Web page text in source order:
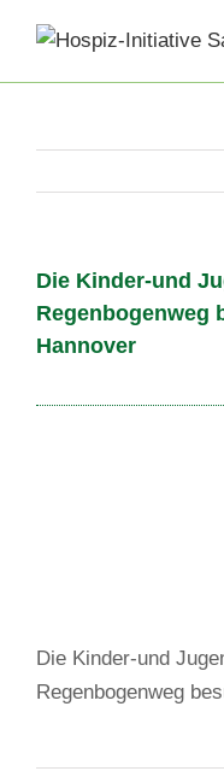
content
Die Kinder-und
Regenbogenweg
Hannover
Die Kinder-und
Regenbogenweg